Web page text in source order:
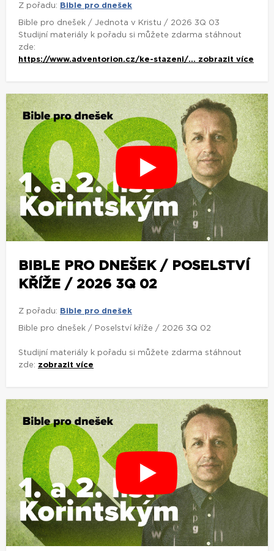
Z pořadu: Bible pro dnešek
Bible pro dnešek / Jednota v Kristu / 2026 3Q 03
Studijní materiály k pořadu si můžete zdarma stáhnout
zde:
https://www.adventorion.cz/ke-stazeni/... zobrazit více
BIBLE PRO DNEŠEK / POSELSTVÍ
KŘÍŽE / 2026 3Q 02
Z pořadu: Bible pro dnešek
Bible pro dnešek / Poselství kříže / 2026 3Q 02
Studijní materiály k pořadu si můžete zdarma stáhnout
zde: zobrazit více